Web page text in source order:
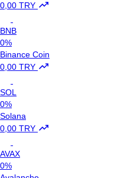
0,00 TRY
BNB
0%
Binance Coin
0,00 TRY
SOL
0%
Solana
0,00 TRY
AVAX
0%